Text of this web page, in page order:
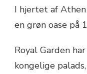
I hjertet af
en grøn oase på
Royal Garden
kongelige